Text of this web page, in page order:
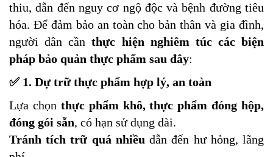
thiu, dẫn đến nguy cơ ngộ độc và bệnh đường tiêu
hóa. Để đảm bảo an toàn cho bản thân và gia đình,
người dân cầnthực hiện nghiêm túc các biện
pháp bảo quản thực phẩm sau đây:
✅ 1. Dự trữ thực phẩm hợp lý, an toàn
Lựa chọn thực phẩm khô, thực phẩm đóng hộp,
đóng gói sẵn, có hạn sử dụng dài.
Tránh tích trữ quá nhiều dẫn đến hư hỏng, lãng